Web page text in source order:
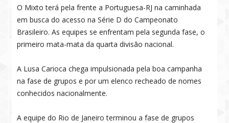
O Mixto terá pela frente a Portuguesa-RJ na caminhada
em busca do acesso na Série D do Campeonato
Brasileiro. As equipes se enfrentam pela segunda fase, o
primeiro mata-mata da quarta divisão nacional.
A Lusa Carioca chega impulsionada pela boa campanha
na fase de grupos e por um elenco recheado de nomes
conhecidos nacionalmente.
A equipe do Rio de Janeiro terminou a fase de grupos